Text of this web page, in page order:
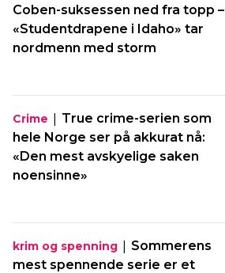
Coben-suksessen ned fra topp –
«Studentdrapene i Idaho» tar
nordmenn med storm
Crime | True crime-serien som
hele Norge ser på akkurat nå:
«Den mest avskyelige saken
noensinne»
krim og spenning | Sommerens
mest spennende serie er et